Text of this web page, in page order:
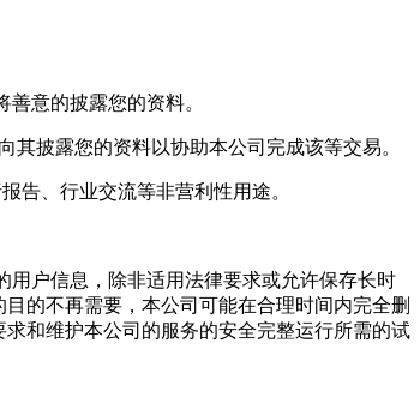
意的披露您的资料。
披露您的资料以协助本公司完成该等交易。
告、行业交流等非营利性用途。
用户信息，除非适用法律要求或允许保存长时
的不再需要，本公司可能在合理时间内完全删
和维护本公司的服务的安全完整运行所需的试